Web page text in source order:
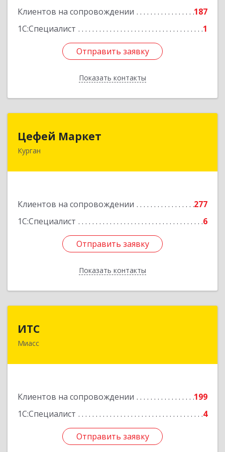
Клиентов на сопровождении
187
1С:Специалист
1
Отправить заявку
Показать контакты
Отправить заявку
Назад
Цефей Маркет
Курган
Клиентов на сопровождении
277
1С:Специалист
6
Отправить заявку
Показать контакты
640002, Курганская обл, Курган г, М.Горького
Отправить заявку
Назад
ИТС
Миасс
Клиентов на сопровождении
199
1С:Специалист
4
Отправить заявку
456300, Челябинская обл, Миасс г, Романенко
Отправить заявку